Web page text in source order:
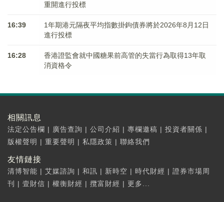
重開進行投標
16:39
1年期港元隔夜平均指數掛鉤債券將於2026年8月12日
進行投標
16:28
香港證監會就中國糖果前高管的失當行為取得13年取
消資格令
相關訊息
法定公告欄 | 廣告查詢 | 公司介紹 | 專欄邀稿 | 投資者關係 |
版權聲明 | 重要聲明 | 私隱政策 | 聯絡我們
友情鏈接
清博智能 | 艾媒諮詢 | 和訊 | 新時空 | 時代財經 | 證券市場周
刊
| 壹財信 | 權衡財經 | 攬富財經 | 更多...